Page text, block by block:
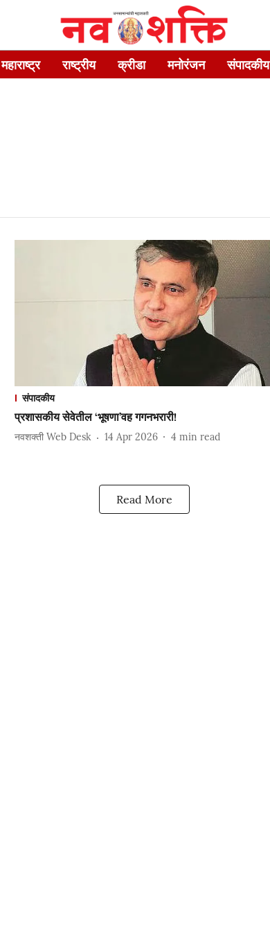
महाराष्ट्र राष्ट्रीय क्रीडा मनोरंजन संपादकीय
संपादकीय
प्रशासकीय सेवेतील ‘भूषणा’वह गगनभरारी!
नवशक्ती Web Desk 14 Apr 2026 4 min read
Read More